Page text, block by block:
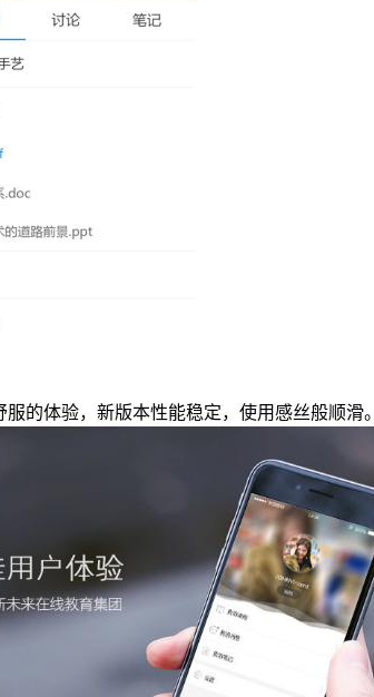
的体验，新版本性能稳定，使用感丝般顺滑。